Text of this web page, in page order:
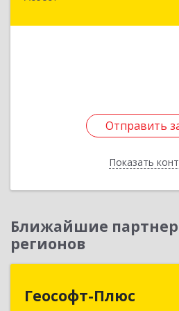
Отправить
Показать
Отправить
Назад
Ближайшие
регионов
Геософт-Плюс